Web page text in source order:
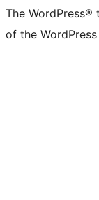
The
of the